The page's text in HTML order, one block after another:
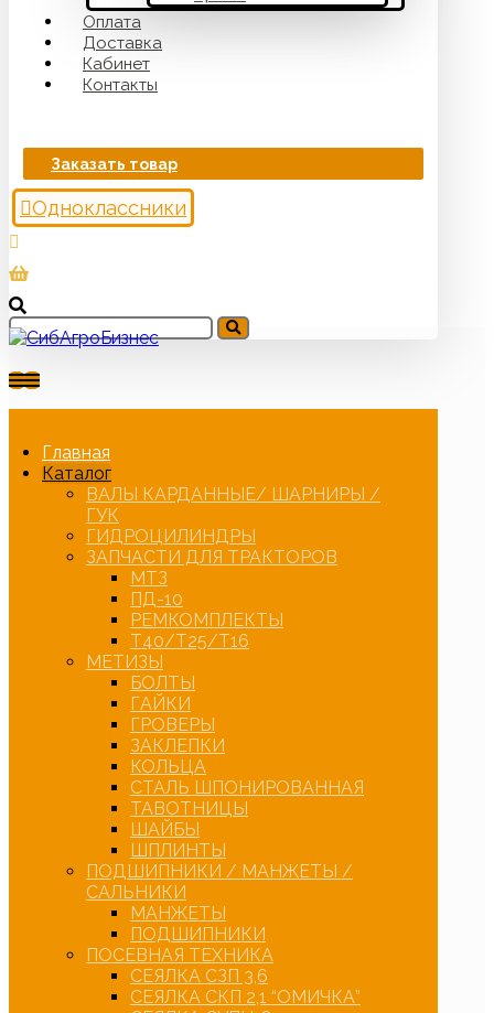
Оплата
Доставка
Кабинет
Контакты
Заказать товар
Одноклассники
Главная
Каталог
ВАЛЫ КАРДАННЫЕ/ ШАРНИРЫ /
ГУК
ГИДРОЦИЛИНДРЫ
ЗАПЧАСТИ ДЛЯ ТРАКТОРОВ
МТЗ
ПД-10
РЕМКОМПЛЕКТЫ
Т40/Т25/Т16
МЕТИЗЫ
БОЛТЫ
ГАЙКИ
ГРОВЕРЫ
ЗАКЛЕПКИ
КОЛЬЦА
СТАЛЬ ШПОНИРОВАННАЯ
ТАВОТНИЦЫ
ШАЙБЫ
ШПЛИНТЫ
ПОДШИПНИКИ / МАНЖЕТЫ /
САЛЬНИКИ
МАНЖЕТЫ
ПОДШИПНИКИ
ПОСЕВНАЯ ТЕХНИКА
СЕЯЛКА СЗП 3,6
СЕЯЛКА СКП 2,1 “ОМИЧКА”